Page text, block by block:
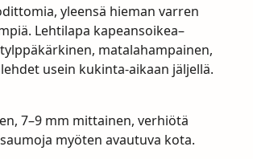
yleensä hieman varren
Lehtilapa kapeansoikea–
matalahampainen,
usein kukinta-aikaan jäljellä.
7–9 mm mittainen, verhiötä
myöten avautuva kota.